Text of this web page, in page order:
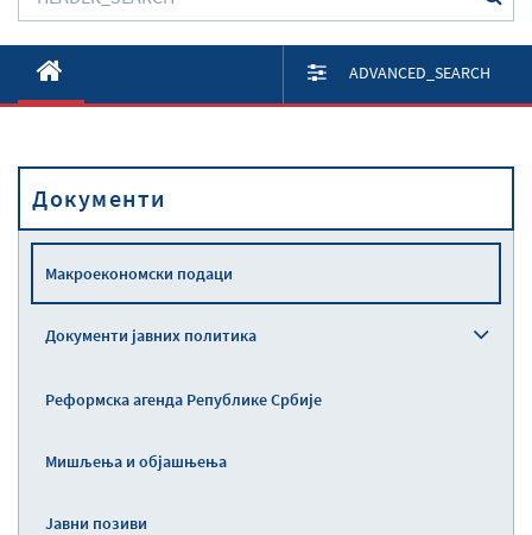
O Министарству
Активности
Прописи
Услуге
ADVANCED_SEARCH
Документи
Макроекономски подаци
Документи јавних политика
Реформска агенда Републике Србије
Мишљења и објашњења
Јавни позиви